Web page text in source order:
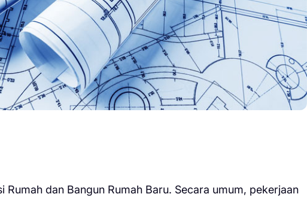
Rumah dan Bangun Rumah Baru. Secara umum, pekerjaan